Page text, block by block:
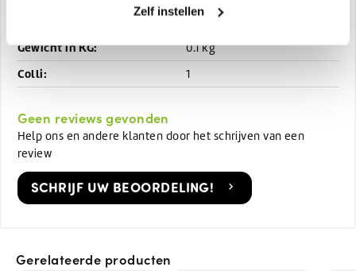
Zelf instellen
ABALCO HERO
Gewicht in KG: 0.1 kg
Colli: 1
Geen reviews gevonden
Help ons en andere klanten door het schrijven van een
review
SCHRIJF UW BEOORDELING!
Gerelateerde producten